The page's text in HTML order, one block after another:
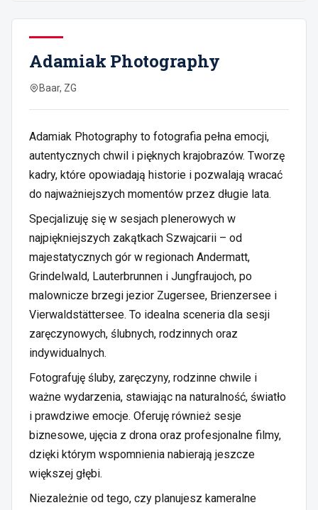
Adamiak Photography
Baar, ZG
Adamiak Photography to fotografia pełna emocji,
autentycznych chwil i pięknych krajobrazów. Tworzę
kadry, które opowiadają historie i pozwalają wracać
do najważniejszych momentów przez długie lata.
Specjalizuję się w sesjach plenerowych w
najpiękniejszych zakątkach Szwajcarii – od
majestatycznych gór w regionach Andermatt,
Grindelwald, Lauterbrunnen i Jungfraujoch, po
malownicze brzegi jezior Zugersee, Brienzersee i
Vierwaldstättersee. To idealna sceneria dla sesji
zaręczynowych, ślubnych, rodzinnych oraz
indywidualnych.
Fotografuję śluby, zaręczyny, rodzinne chwile i
ważne wydarzenia, stawiając na naturalność, światło
i prawdziwe emocje. Oferuję również sesje
biznesowe, ujęcia z drona oraz profesjonalne filmy,
dzięki którym wspomnienia nabierają jeszcze
większej głębi.
Niezależnie od tego, czy planujesz kameralne